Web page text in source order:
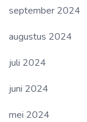
september 2024
augustus 2024
juli 2024
juni 2024
mei 2024